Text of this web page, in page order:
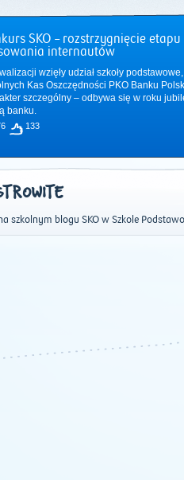
SKO – rozstrzygnięcie
internautów
wzięły udział szkoły
Kas Oszczędności PKO Banku
szczególny – odbywa się w roku
banku.
133
szkolnym blogu SKO w Szkole